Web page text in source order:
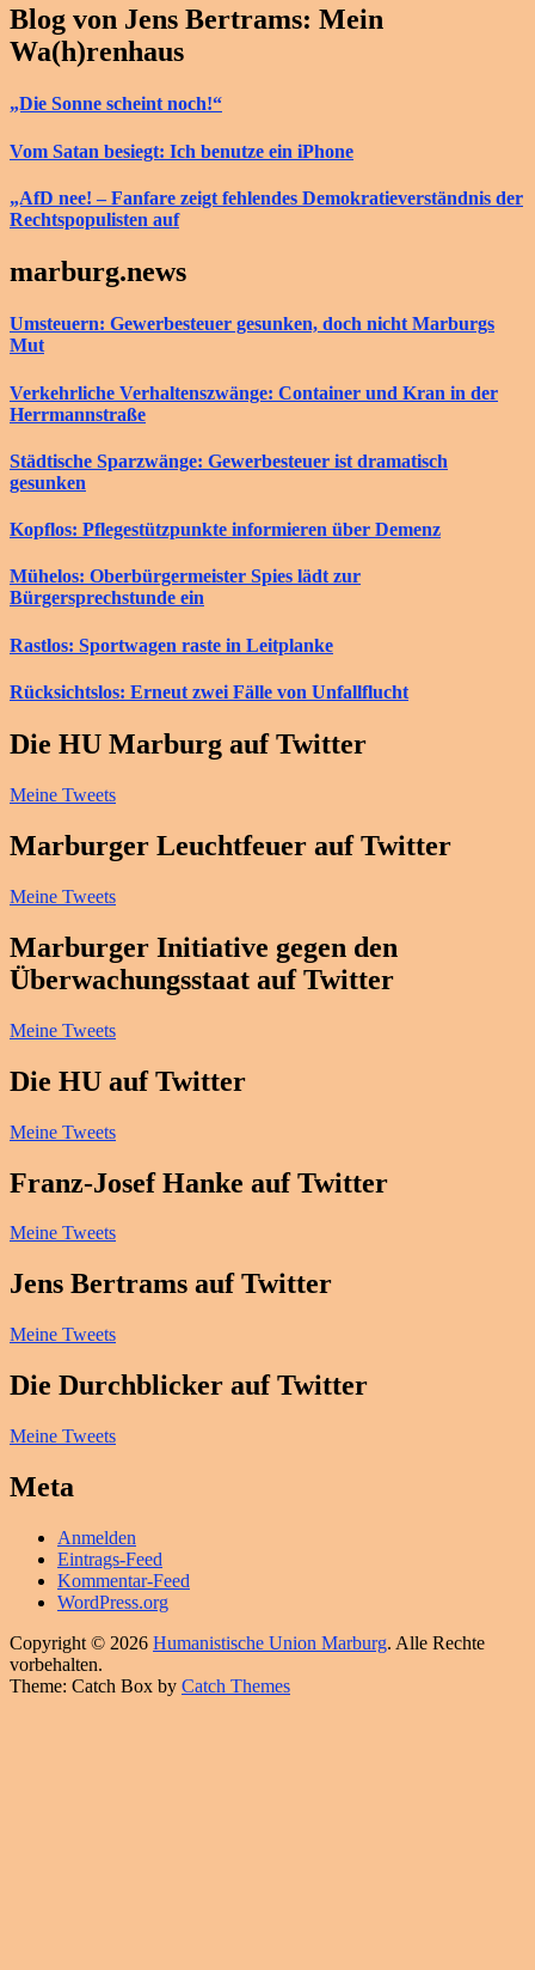
Blog von Jens Bertrams: Mein
Wa(h)renhaus
„Die Sonne scheint noch!“
Vom Satan besiegt: Ich benutze ein iPhone
„AfD nee! – Fanfare zeigt fehlendes Demokratieverständnis der
Rechtspopulisten auf
marburg.news
Umsteuern: Gewerbesteuer gesunken, doch nicht Marburgs
Mut
Verkehrliche Verhaltenszwänge: Container und Kran in der
Herrmannstraße
Städtische Sparzwänge: Gewerbesteuer ist dramatisch
gesunken
Kopflos: Pflegestützpunkte informieren über Demenz
Mühelos: Oberbürgermeister Spies lädt zur
Bürgersprechstunde ein
Rastlos: Sportwagen raste in Leitplanke
Rücksichtslos: Erneut zwei Fälle von Unfallflucht
Die HU Marburg auf Twitter
Meine Tweets
Marburger Leuchtfeuer auf Twitter
Meine Tweets
Marburger Initiative gegen den
Überwachungsstaat auf Twitter
Meine Tweets
Die HU auf Twitter
Meine Tweets
Franz-Josef Hanke auf Twitter
Meine Tweets
Jens Bertrams auf Twitter
Meine Tweets
Die Durchblicker auf Twitter
Meine Tweets
Meta
Anmelden
Eintrags-Feed
Kommentar-Feed
WordPress.org
Copyright © 2026 Humanistische Union Marburg. Alle Rechte
vorbehalten.
Theme: Catch Box by Catch Themes